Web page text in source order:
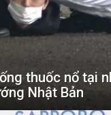
thuốc nổ tại
Nhật Bản